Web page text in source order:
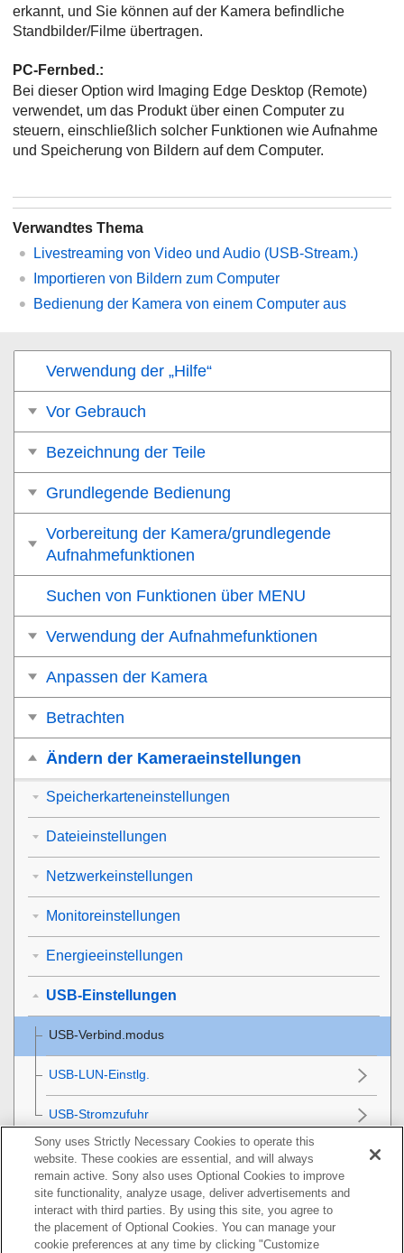
erkannt, und Sie können auf der Kamera befindliche
Standbilder/Filme übertragen.
PC-Fernbed.:
Bei dieser Option wird Imaging Edge Desktop (Remote)
verwendet, um das Produkt über einen Computer zu
steuern, einschließlich solcher Funktionen wie Aufnahme
und Speicherung von Bildern auf dem Computer.
Verwandtes Thema
Livestreaming von Video und Audio (USB-Stream.)
Importieren von Bildern zum Computer
Bedienung der Kamera von einem Computer aus
Verwendung der „Hilfe“
Vor Gebrauch
Bezeichnung der Teile
Grundlegende Bedienung
Vorbereitung der Kamera/grundlegende
Aufnahmefunktionen
Suchen von Funktionen über MENU
Verwendung der Aufnahmefunktionen
Anpassen der Kamera
Betrachten
Ändern der Kameraeinstellungen
Speicherkarteneinstellungen
Dateieinstellungen
Netzwerkeinstellungen
Monitoreinstellungen
Energieeinstellungen
USB-Einstellungen
USB-Verbind.modus
USB-LUN-Einstlg.
USB-Stromzufuhr
Externe Ausgangseinstellungen
Allgemeine Einstellungen
Mit einem Smartphone verfügbare Funktionen
Sony uses Strictly Necessary Cookies to operate this
website. These cookies are essential, and will always
remain active. Sony also uses Optional Cookies to improve
site functionality, analyze usage, deliver advertisements and
interact with third parties. By using this site, you agree to
the placement of Optional Cookies. You can manage your
cookie preferences at any time by clicking "Customize